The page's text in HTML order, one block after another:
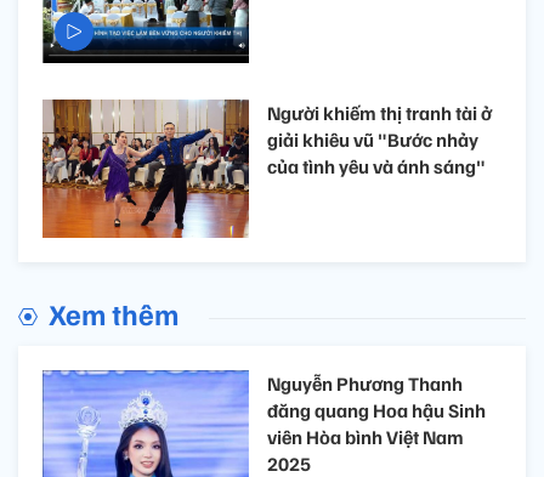
Người khiếm thị tranh tài ở
giải khiêu vũ "Bước nhảy
của tình yêu và ánh sáng"
Xem thêm
Nguyễn Phương Thanh
đăng quang Hoa hậu Sinh
viên Hòa bình Việt Nam
2025